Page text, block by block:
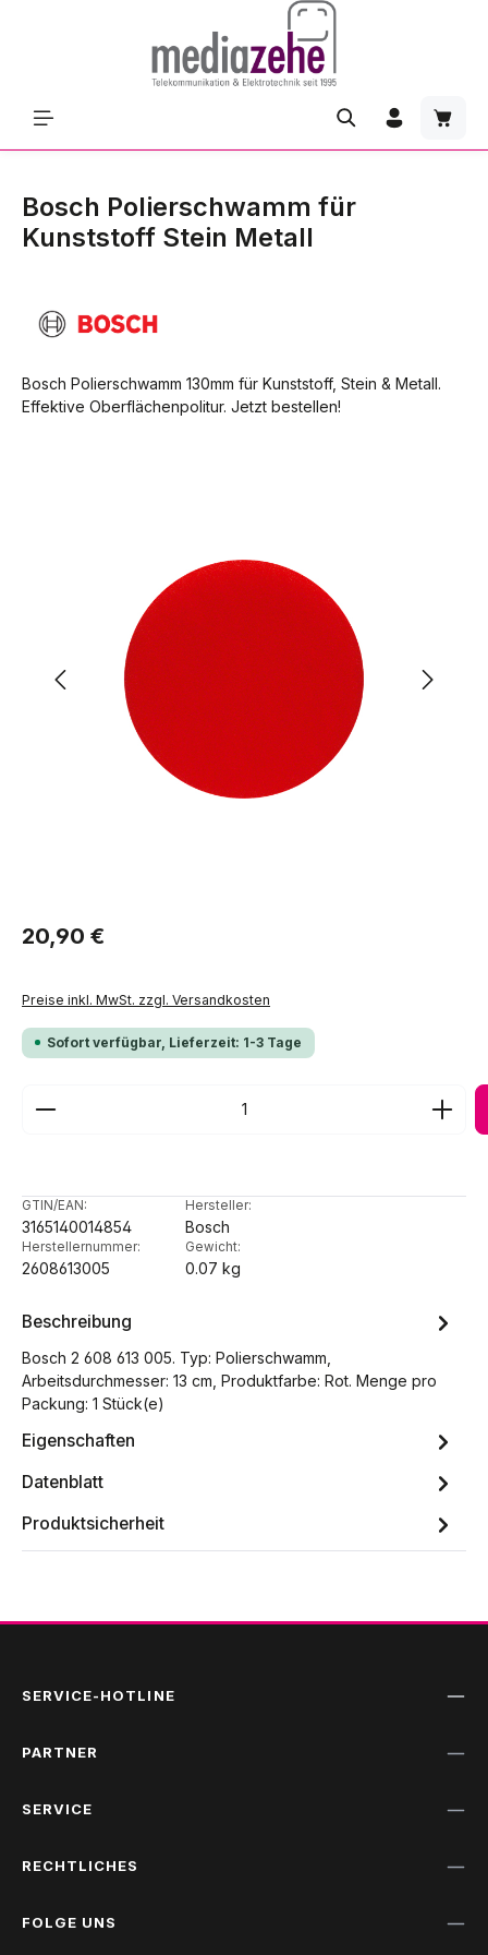
Bosch Polierschwamm für
Kunststoff Stein Metall
Bosch Polierschwamm 130mm für Kunststoff, Stein & Metall.
Effektive Oberflächenpolitur. Jetzt bestellen!
Regulärer Preis:
20,90 €
Preise inkl. MwSt. zzgl. Versandkosten
Sofort verfügbar, Lieferzeit: 1-3 Tage
Produkt Anzahl: Gib den gewünschten Wert ein
GTIN/EAN:
3165140014854
Hersteller:
Bosch
Herstellernummer:
2608613005
Gewicht:
0.07 kg
Beschreibung
Bosch 2 608 613 005. Typ: Polierschwamm,
Arbeitsdurchmesser: 13 cm, Produktfarbe: Rot. Menge pro
Packung: 1 Stück(e)
Eigenschaften
Datenblatt
Produktsicherheit
SERVICE-HOTLINE
PARTNER
SERVICE
RECHTLICHES
FOLGE UNS